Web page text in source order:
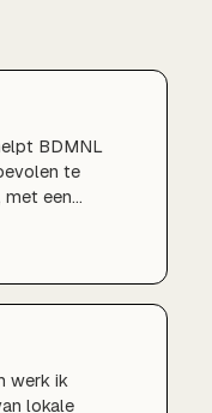
BDMNL
te
met een
werk ik
lokale